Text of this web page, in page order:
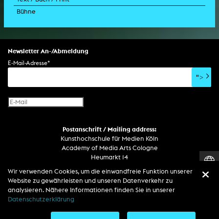
Drehbuch
Setdesign
Soundtrack
Ausstellung
Lichtinstallation
Kunst am Bau
Holografieskulptur
Klanginstallation
Album
Soundeffekte
Generative Kunst
Computerspiel
Benutzerinterface
Virtual Reality
Internet-Fernsehen
Computergrafik
Computerinstallation
Dissertation
Drehbuch
Buchprojekt
Text
Bühne
Newsletter An-/Abmeldung
E-Mail-Adresse*
">
Postanschrift / Mailing address:
Kunsthochschule für Medien Köln
Academy of Media Arts Cologne
Heumarkt 14
Telefon
Zentrale / Empfang +49 221 201 89 - 0 / - 400
Wachdienst / Security guard +49 151 186 863 40 (19 Uhr bis 6 Uhr)
Wir verwenden Cookies, um die einwandfreie Funktion unserer
Website zu gewährleisten und unseren Datenverkehr zu
analysieren. Nähere Informationen finden Sie in unserer
Datenschutzerklärung